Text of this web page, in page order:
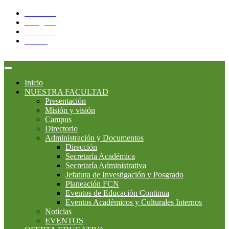
Inicio
NUESTRA FACULTAD
Presentación
Misión y visión
Campus
Directorio
Administración y Documentos
Dirección
Secretaría Académica
Secretaría Administrativa
Jefatura de Investigación y Posgrado
Planeación FCN
Eventos de Educación Continua
Eventos Académicos y Culturales Internos
Noticias
EVENTOS